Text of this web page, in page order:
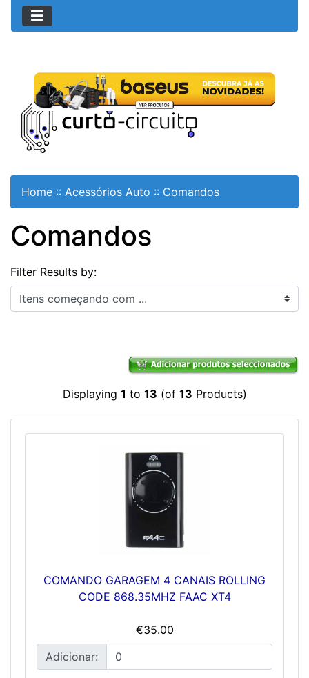
Home :: Acessórios Auto :: Comandos
Comandos
Filter Results by:
Itens começando com ...
Displaying 1 to 13 (of 13 Products)
COMANDO GARAGEM 4 CANAIS ROLLING
CODE 868.35MHZ FAAC XT4
€35.00
Adicionar: